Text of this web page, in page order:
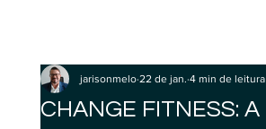
CHANGE FITNESS: A
jarisonmelo 22 de jan. 4 min de leitura